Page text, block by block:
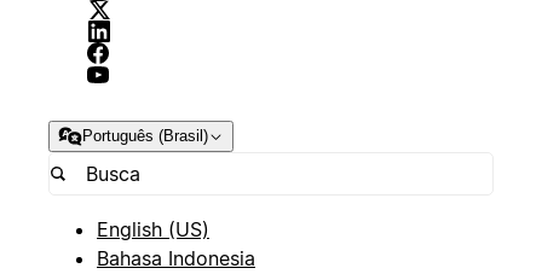
Português (Brasil)
English (US)
Bahasa Indonesia